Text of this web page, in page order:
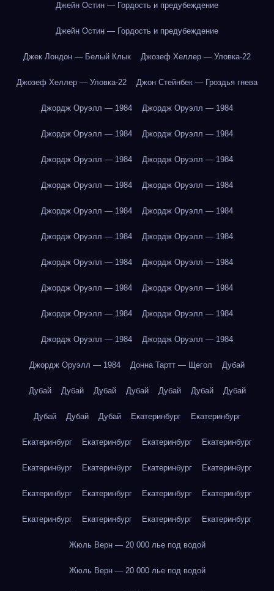
Джейн Остин — Гордость и предубеждение
Джейн Остин — Гордость и предубеждение
Джек Лондон — Белый Клык Джозеф Хеллер — Уловка-22
Джозеф Хеллер — Уловка-22 Джон Стейнбек — Гроздья гнева
Джордж Оруэлл — 1984 Джордж Оруэлл — 1984
Джордж Оруэлл — 1984 Джордж Оруэлл — 1984
Джордж Оруэлл — 1984 Джордж Оруэлл — 1984
Джордж Оруэлл — 1984 Джордж Оруэлл — 1984
Джордж Оруэлл — 1984 Джордж Оруэлл — 1984
Джордж Оруэлл — 1984 Джордж Оруэлл — 1984
Джордж Оруэлл — 1984 Джордж Оруэлл — 1984
Джордж Оруэлл — 1984 Джордж Оруэлл — 1984
Джордж Оруэлл — 1984 Джордж Оруэлл — 1984
Джордж Оруэлл — 1984 Джордж Оруэлл — 1984
Джордж Оруэлл — 1984 Донна Тартт — Щегол Дубай
Дубай Дубай Дубай Дубай Дубай Дубай Дубай
Дубай Дубай Дубай Екатеринбург Екатеринбург
Екатеринбург Екатеринбург Екатеринбург Екатеринбург
Екатеринбург Екатеринбург Екатеринбург Екатеринбург
Екатеринбург Екатеринбург Екатеринбург Екатеринбург
Екатеринбург Екатеринбург Екатеринбург Екатеринбург
Жюль Верн — 20 000 лье под водой
Жюль Верн — 20 000 лье под водой